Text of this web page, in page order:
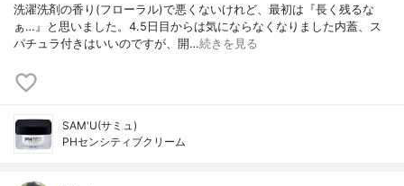
洗濯洗剤の香り(フローラル)で悪くないけれど、最初は『長く残るな
ぁ…』と思いました。4.5日目からは気にならなくなりました内蓋、ス
パチュラ付きはいいのですが、開…続きを見る
SAM'U(サミュ)
PHセンシティブクリーム